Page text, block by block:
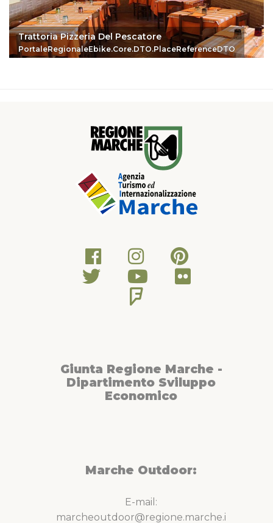
Trattoria Pizzeria Del Pescatore
PortaleRegionaleEbike.Core.DTO.PlaceReferenceDTO
Giunta Regione Marche -
Dipartimento Sviluppo
Economico
Marche Outdoor:
E-mail:
marcheoutdoor@regione.marche.i